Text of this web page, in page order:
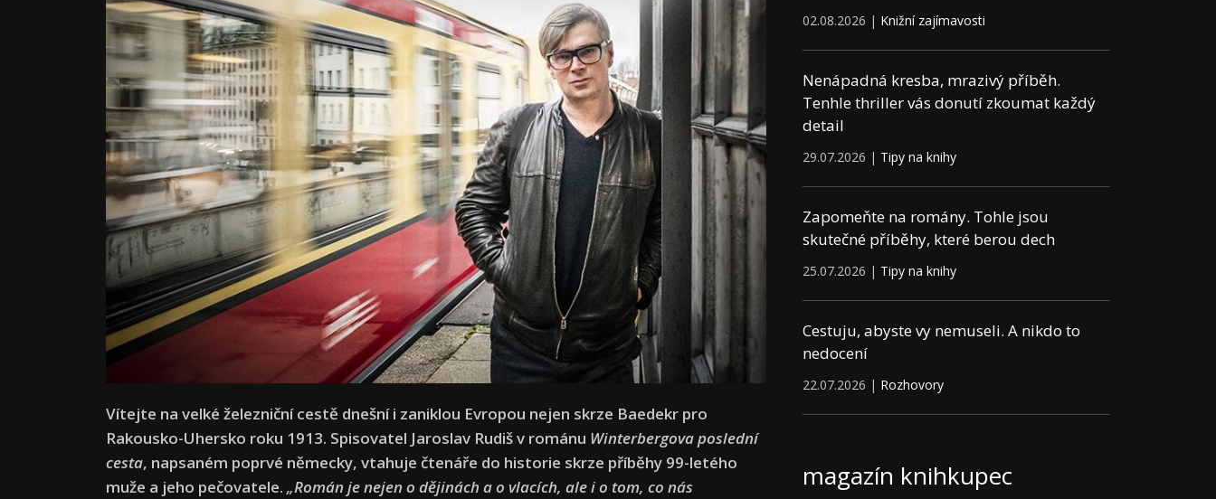
Vítejte na velké železniční cestě dnešní i zaniklou Evropou nejen skrze Baedekr pro
Rakousko-Uhersko roku 1913. Spisovatel Jaroslav Rudiš v románu Winterbergova poslední
cesta, napsaném poprvé německy, vtahuje čtenáře do historie skrze příběhy 99-letého
muže a jeho pečovatele. „Román je nejen o dějinách a o vlacích, ale i o tom, co nás
02.08.2026 | Knižní zajímavosti
Nenápadná kresba, mrazivý příběh.
Tenhle thriller vás donutí zkoumat každý
detail
29.07.2026 | Tipy na knihy
Zapomeňte na romány. Tohle jsou
skutečné příběhy, které berou dech
25.07.2026 | Tipy na knihy
Cestuju, abyste vy nemuseli. A nikdo to
nedocení
22.07.2026 | Rozhovory
magazín knihkupec